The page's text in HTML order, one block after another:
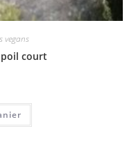
vegans
court